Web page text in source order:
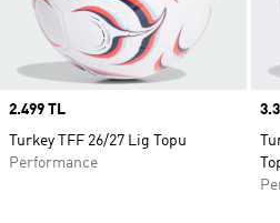
Price
2.499 TL
Turkey TFF 26/27 Lig Topu
Performance